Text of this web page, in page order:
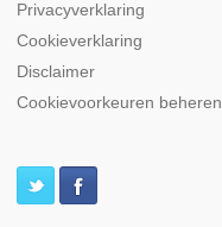
Privacyverklaring
Cookieverklaring
Disclaimer
Cookievoorkeuren beheren